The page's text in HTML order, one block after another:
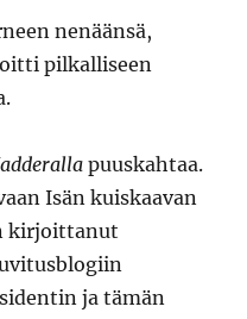
nenäänsä,
pilkalliseen
puuskahtaa.
Isän kuiskaavan
kirjoittanut
ja tämän